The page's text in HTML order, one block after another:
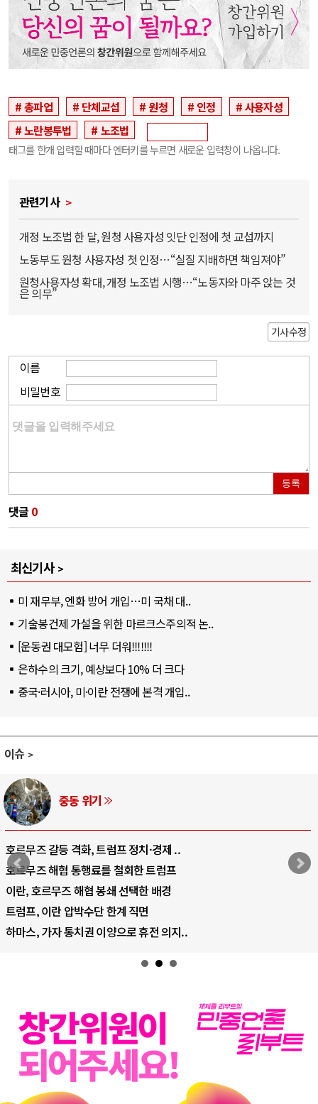
총파업 단체교섭 원청 인정
사용자성
노란봉투법
노조법
태그를 한개 입력할 때마다 엔터키를 누르면 새로운 입력창이 나옵니다.
관련기사
개정 노조법 한 달, 원청 사용자성 잇단 인정에 첫 교섭까지
노동부도 원청 사용자성 첫 인정…“실질 지배하면 책임져야”
원청사용자성 확대, 개정 노조법 시행…“노동자와 마주 앉는 것
은 의무”
기사수정
이름
비밀번호
등록
댓글 0
최신기사
미 재무부, 엔화 방어 개입…미 국채 대..
기술봉건제 가설을 위한 마르크스주의적 논..
[운동권 대모험] 너무 더워!!!!!!!
은하수의 크기, 예상보다 10% 더 크다
중국·러시아, 미·이란 전쟁에 본격 개입..
이슈
중동 위기
호르무즈 갈등 격화, 트럼프 정치·경제 ..
호르무즈 해협 통행료를 철회한 트럼프
이란, 호르무즈 해협 봉쇄 선택한 배경
트럼프, 이란 압박수단 한계 직면
하마스, 가자 통치권 이양으로 휴전 의지..